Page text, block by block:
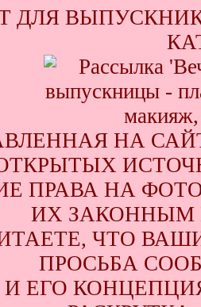
ДЛЯ
НА
ПРАВА НА
ИХ ЗАКОННЫМ
ЧТО
ПРОСЬБА
ЕГО КОНЦЕПЦИЯ